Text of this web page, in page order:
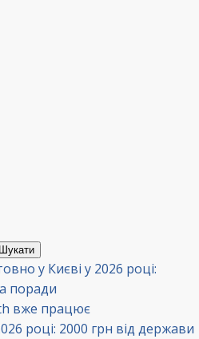
у Києві у 2026 році:
поради
вже працює
році: 2000 грн від держави